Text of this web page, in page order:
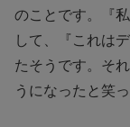
のことです。『
して、『これは
たそうです。そ
うになったと笑